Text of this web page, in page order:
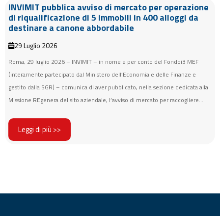
INVIMIT pubblica avviso di mercato per operazione
di riqualificazione di 5 immobili in 400 alloggi da
destinare a canone abbordabile
29 Luglio 2026
Roma, 29 luglio 2026 – INVIMIT – in nome e per conto del Fondoi3 MEF
(interamente partecipato dal Ministero dell’Economia e delle Finanze e
gestito dalla SGR) – comunica di aver pubblicato, nella sezione dedicata alla
Missione REgenera del sito aziendale, l’avviso di mercato per raccogliere...
Leggi di più >>